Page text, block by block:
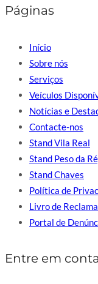
Páginas
Início
Sobre nós
Serviços
Veículos
Notícias e
Contacte-nos
Stand Vila Real
Stand Peso da
Stand Chaves
Política de
Livro de
Portal de
Entre em